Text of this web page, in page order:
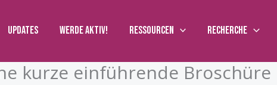
Updates Werde aktiv! Ressourcen Recherche
kurze einführende Broschüre